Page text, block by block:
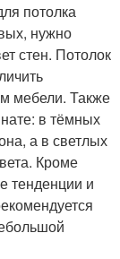
потолка
нужно
стен. Потолок
мебели. Также
в тёмных
а в светлых
Кроме
тенденции и